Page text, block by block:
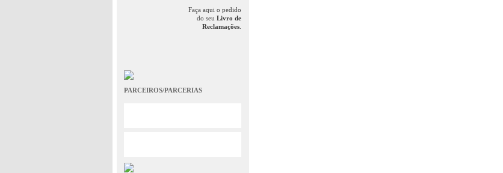
Faça aqui o pedido
do seu Livro de
Reclamações
PARCEIROS/PARCERIAS